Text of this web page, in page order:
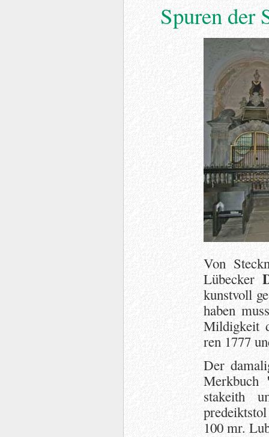
Spuren der
Von
Lübecker
kunstvoll
haben
Mildigkeit
ren 1777
Der
Merkbuch
stakeith
100 mr.